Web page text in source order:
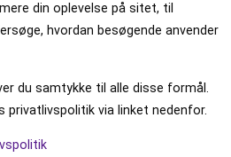
din oplevelse på sitet, til
hvordan besøgende anvender
du samtykke til alle disse formål.
privatlivspolitik via linket nedenfor.